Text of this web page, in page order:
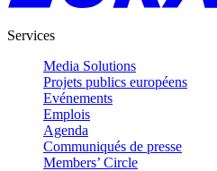
Services
Media Solutions
Projets publics européens
Evénements
Emplois
Agenda
Communiqués de presse
Members’ Circle